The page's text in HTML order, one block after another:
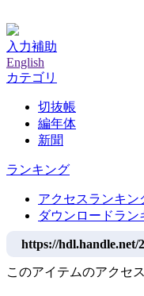
入力補助
English
カテゴリ
切抜帳
編年体
新聞
ランキング
アクセスランキン
ダウンロードラン
https://hdl.handle.net/
このアイテムのアクセ